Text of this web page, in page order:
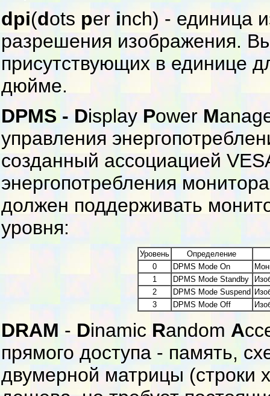
dpi(dots per inch) - единица
разрешения изображения.
присутствующих в единице
дюйме.
DPMS - Display Power M
управления
созданный ассоциацией
энергопотребления
должен поддерживать
уровня:
Уровень
Определение
0
DPMS Mode On
1
DPMS Mode Standby
2
DPMS Mode Suspend
3
DPMS Mode Off
DRAM - Dinamic Random A
прямого доступа - память,
двумерной матрицы (строки